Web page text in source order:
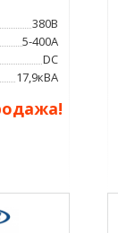
380В
5-400А
DC
17,9кВА